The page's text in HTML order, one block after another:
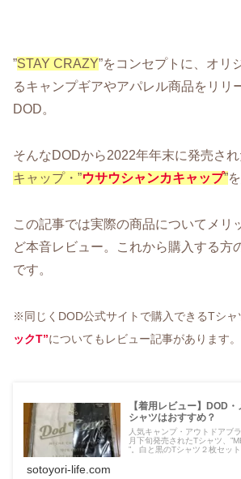
”STAY CRAZY”をコンセプトに、オリ
るキャンプギアやアパレル商品をリリ
DOD。
そんなDODから2022年年末に発売され
キャップ・”ウサウシャンカキャップ”
この記事では実際の商品についてメリ
ど本音レビュー。これから購入する方
です。
※同じくDOD公式サイトで購入できるTシャ
ックT”についてもレビュー記事があります。
【着用レビュー】DOD
シャツはおすすめ？
人気キャンプ・アウトドアブ
月下旬発売されたTシャツ、
”。白と黒のTシャツ２枚セッ
sotoyori-life.com